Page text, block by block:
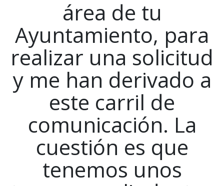
área de tu
Ayuntamiento, para
realizar una solicitud
y me han derivado a
este carril de
comunicación. La
cuestión es que
tenemos unos